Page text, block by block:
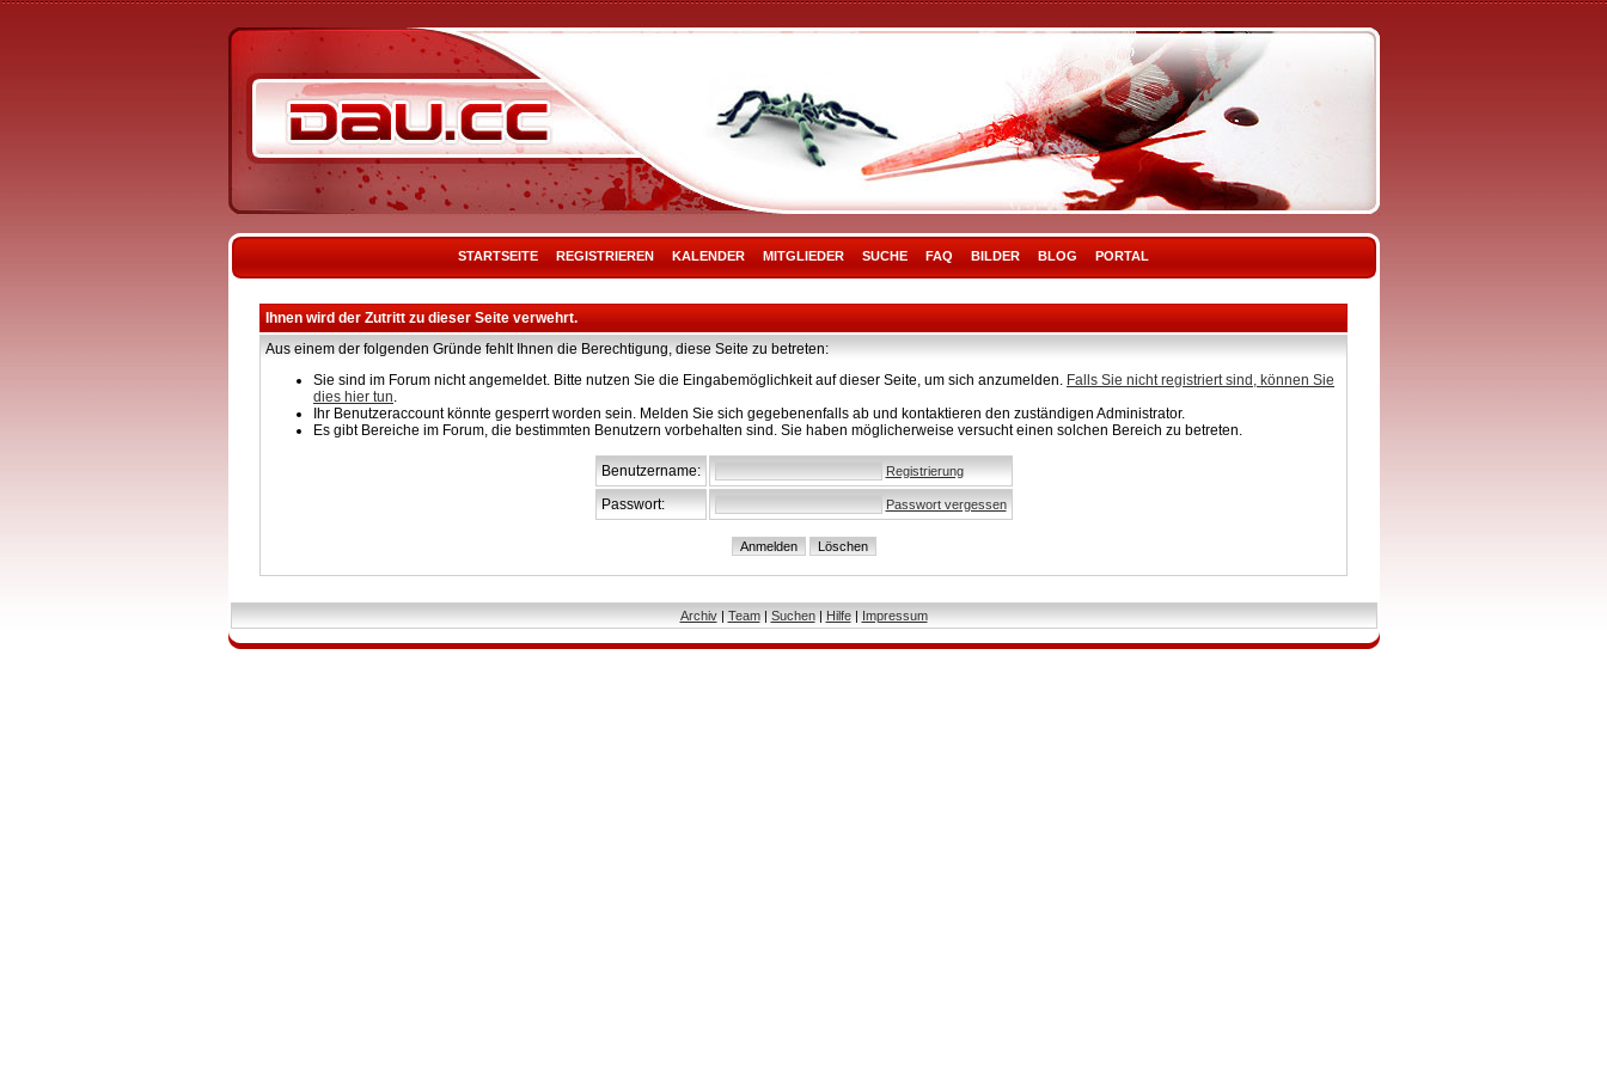
STARTSEITE REGISTRIEREN KALENDER MITGLIEDER SUCHE FAQ BILDER BLOG PORTAL
Ihnen wird der Zutritt zu dieser Seite verwehrt.
Aus einem der folgenden Gründe fehlt Ihnen die Berechtigung, diese Seite zu betreten:
Sie sind im Forum nicht angemeldet. Bitte nutzen Sie die Eingabemöglichkeit auf dieser Seite, um sich anzumelden. Falls Sie nicht registriert sind, können Sie
dies hier tun.
Ihr Benutzeraccount könnte gesperrt worden sein. Melden Sie sich gegebenenfalls ab und kontaktieren den zuständigen Administrator.
Es gibt Bereiche im Forum, die bestimmten Benutzern vorbehalten sind. Sie haben möglicherweise versucht einen solchen Bereich zu betreten.
Benutzername: Registrierung
Passwort: Passwort vergessen
Archiv| Team| Suchen| Hilfe| Impressum